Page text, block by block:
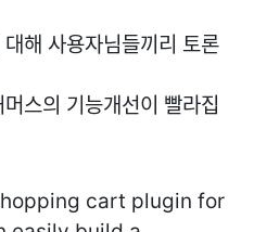
해 사용자님들끼리 토론
스의 기능개선이 빨라집
cart plugin for